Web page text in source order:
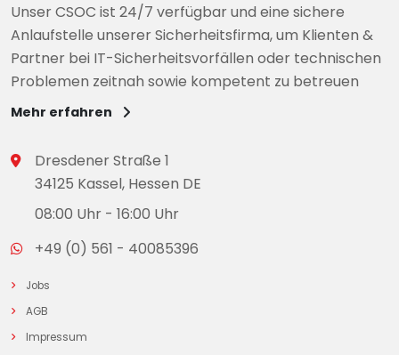
Unser CSOC ist 24/7 verfügbar und eine sichere
Anlaufstelle unserer Sicherheitsfirma, um Klienten &
Partner bei IT-Sicherheitsvorfällen oder technischen
Problemen zeitnah sowie kompetent zu betreuen
Mehr erfahren
Dresdener Straße 1
34125 Kassel, Hessen DE
08:00 Uhr - 16:00 Uhr
+49 (0) 561 - 40085396
Jobs
AGB
Impressum